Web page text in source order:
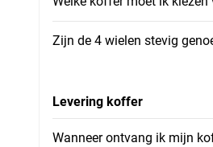
Zijn de 4 wielen stevig
Levering koffer
Wanneer ontvang ik mijn